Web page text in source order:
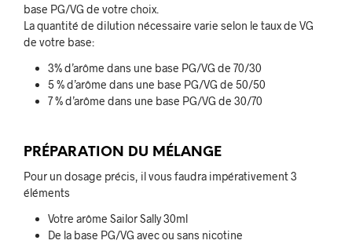
base PG/VG de votre choix.
La quantité de dilution nécessaire varie selon le taux de VG
de votre base:
3% d’arôme dans une base PG/VG de 70/30
5 % d’arôme dans une base PG/VG de 50/50
7 % d’arôme dans une base PG/VG de 30/70
PRÉPARATION DU MÉLANGE
Pour un dosage précis, il vous faudra impérativement 3
éléments
Votre arôme Sailor Sally 30ml
De la base PG/VG avec ou sans nicotine